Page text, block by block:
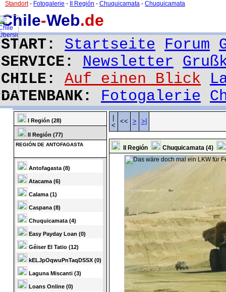
Chile-Web.de
START: Startseite Forum
SERVICE: Newsletter
CHILE: Auf einen Blick
DATENBANK: Fotogalerie
Standort- Fotogalerie - II Región - Chuquicamata - Chuquicamata
I Región (28)
II Región (77)
REGIÓN DE ANTOFAGASTA
Antofagasta (8)
Atacama (6)
Calama (1)
Caspana (8)
Chuquicamata (4)
Easy Payday Loan (0)
Géiser El Tatio (12)
kELJpOqwuPnTaqDSSX (0)
Laguna Miscanti (3)
Loans Online (0)
<
<< > >|
II Región Chuquicamata (4)